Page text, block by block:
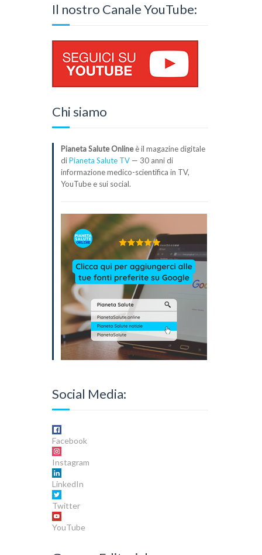
Il nostro Canale YouTube:
Chi siamo
Pianeta Salute Onlineè il magazine digitale
diPianeta Salute TV— 30 anni di
informazione medico-scientifica in TV,
YouTube e sui social.
Social Media:
Facebook
Instagram
LinkedIn
Twitter
YouTube